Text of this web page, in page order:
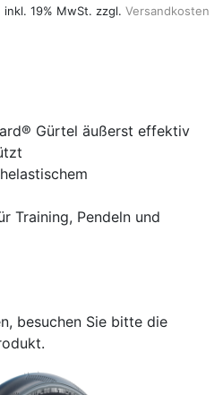
inkl. 19% MwSt. zzgl. Versandkosten
Gürtel äußerst effektiv
Training, Pendeln und
besuchen Sie bitte die